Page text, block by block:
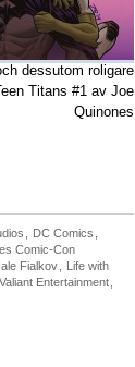
dessutom roligare
Titans #1 av Joe
Quinones
DC Comics
Comic-Con
Fialkov
Life with
Valiant Entertainment